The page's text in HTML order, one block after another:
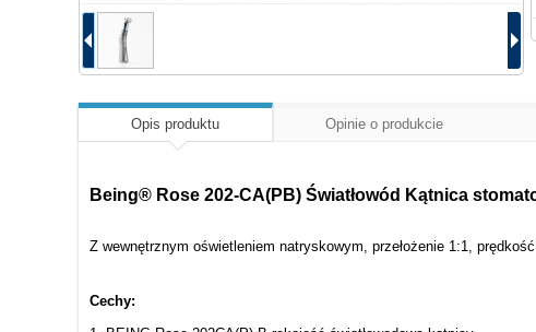
Opis produktu Opinie o produkcie
Being® Rose 202-CA(PB) Światłowód Kątnica
Z wewnętrznym oświetleniem natryskowym, przełożenie 1:1,
Cechy: